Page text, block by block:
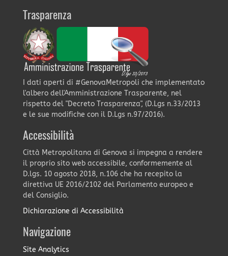
Trasparenza
I dati aperti di #GenovaMetropoli che implementato
l'albero dell'Amministrazione Trasparente, nel
rispetto del "Decreto Trasparenza", (D.Lgs n.33/2013
e le sue modifiche con il D.Lgs n.97/2016).
Accessibilità
Città Metropolitana di Genova si impegna a rendere
il proprio sito web accessibile, conformemente al
D.lgs. 10 agosto 2018, n.106 che ha recepito la
direttiva UE 2016/2102 del Parlamento europeo e
del Consiglio.
Dichiarazione di Accessibilità
Navigazione
Site Analytics